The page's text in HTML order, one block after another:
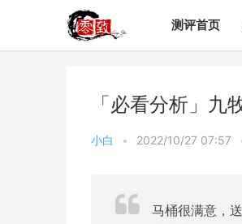
测评首页
「必看分析」
小白 • 2022/10/27 07:57
马桶很满意，